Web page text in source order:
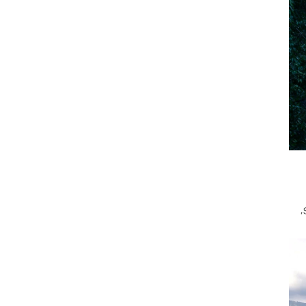
الريفييرا الكمبودية لغناه مؤخرا بأبرز المنتجعات الشاطئية الفاخرة، وأحدثها هي جزيرة Six Senses Krabey،